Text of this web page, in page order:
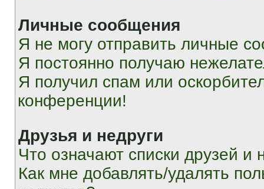
Личные сообщения
Я не могу отправить личные
Я постоянно получаю
Я получил спам или
конференции!
Друзья и недруги
Что означают списки друзей и
Как мне добавлять/удалять